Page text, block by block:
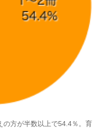
の方が半数以上で54.4％。育